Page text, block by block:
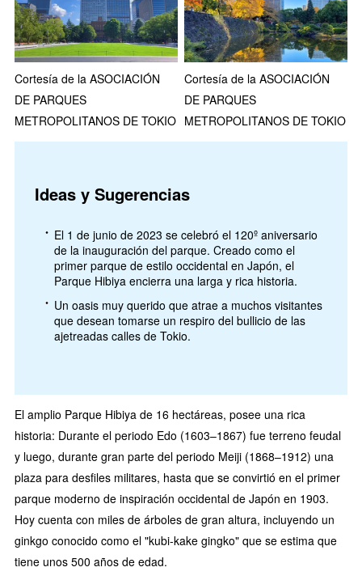
Cortesía de la ASOCIACIÓN
DE PARQUES
METROPOLITANOS DE TOKIO
Cortesía de la ASOCIACIÓN
DE PARQUES
METROPOLITANOS DE TOKIO
Ideas y Sugerencias
El 1 de junio de 2023 se celebró el 120º aniversario
de la inauguración del parque. Creado como el
primer parque de estilo occidental en Japón, el
Parque Hibiya encierra una larga y rica historia.
Un oasis muy querido que atrae a muchos visitantes
que desean tomarse un respiro del bullicio de las
ajetreadas calles de Tokio.
El amplio Parque Hibiya de 16 hectáreas, posee una rica
historia: Durante el periodo Edo (1603–1867) fue terreno feudal
y luego, durante gran parte del periodo Meiji (1868–1912) una
plaza para desfiles militares, hasta que se convirtió en el primer
parque moderno de inspiración occidental de Japón en 1903.
Hoy cuenta con miles de árboles de gran altura, incluyendo un
ginkgo conocido como el "kubi-kake gingko" que se estima que
tiene unos 500 años de edad.